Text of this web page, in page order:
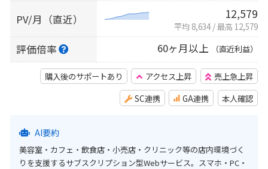
PV/月（直近） 12,579
平均 8,634/最高 12,579
評価倍率 60ヶ月以上 （直近利益）
購入後のサポートあり アクセス上昇
売上急上昇
SC連携
GA連携 本人確認
AI要約
美容室・カフェ・飲食店・小売店・クリニック等の店内環境づく
りを支援するサブスクリプション型Webサービス。スマホ・PC・